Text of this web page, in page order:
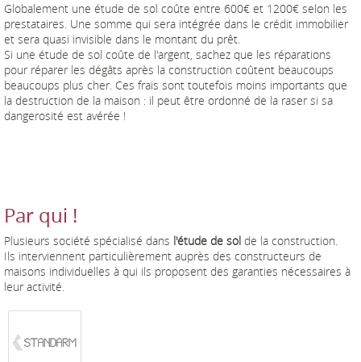
Globalement une étude de sol coûte entre 600€ et 1200€ selon les
prestataires. Une somme qui sera intégrée dans le crédit immobilier
et sera quasi invisible dans le montant du prêt.
Si une étude de sol coûte de l'argent, sachez que les réparations
pour réparer les dégâts après la construction coûtent beaucoups
beaucoups plus cher. Ces frais sont toutefois moins importants que
la destruction de la maison : il peut être ordonné de la raser si sa
dangerosité est avérée !
Par qui !
Plusieurs société spécialisé dans l'étude de sol de la construction.
Ils interviennent particulièrement auprès des constructeurs de
maisons individuelles à qui ils proposent des garanties nécessaires à
leur activité.